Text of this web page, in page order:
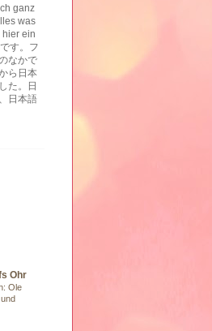
ganz
was
hier ein
す。フ
なかで
ら日本
た。日
日本語
Ohr
Ole